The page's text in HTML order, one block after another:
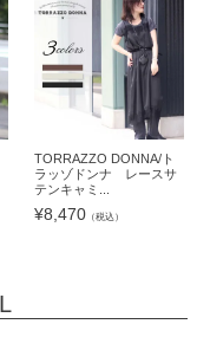
TORRAZZO DONNA/ト
ラッゾドンナ レースサ
テンキャミ...
¥8,470（税込）